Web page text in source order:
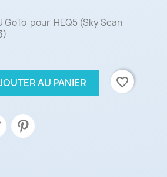
GoTo pour HEQ5 (Sky Scan
AU PANIER favorite_border